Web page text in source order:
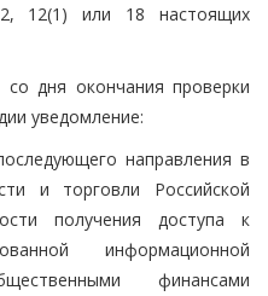
12(1) или 18 настоящих
дня окончания проверки
уведомление:
направления в
и торговли Российской
получения доступа к
информационной
финансами